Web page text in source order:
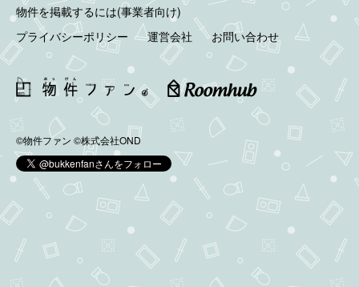
物件を掲載するには(事業者向け)
プライバシーポリシー
運営会社 お問い合わせ
©物件ファン ©株式会社OND